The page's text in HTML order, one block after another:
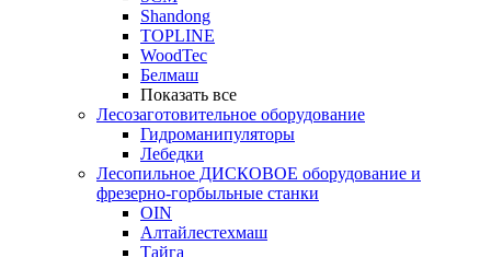
Shandong
TOPLINE
WoodTec
Белмаш
Показать все
Лесозаготовительное оборудование
Гидроманипуляторы
Лебедки
Лесопильное ДИСКОВОЕ оборудование и
фрезерно-горбыльные станки
OIN
Алтайлестехмаш
Тайга